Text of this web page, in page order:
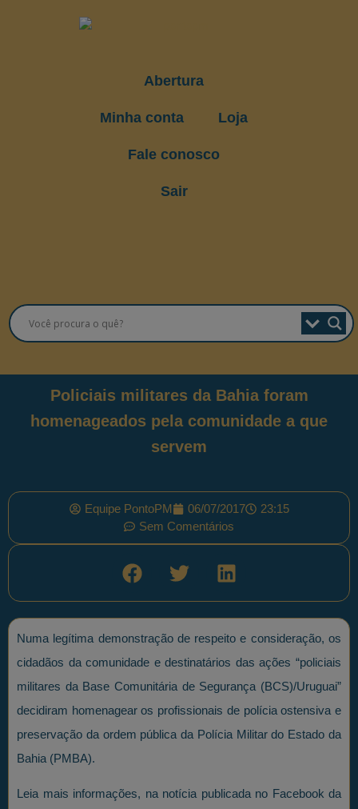
Abertura
Minha conta Loja
Fale conosco
Sair
Policiais militares da Bahia foram
homenageados pela comunidade a que
servem
Equipe PontoPM 06/07/2017
23:15
Sem Comentários
Numa legítima demonstração de respeito e consideração, os
cidadãos da comunidade e destinatários das ações “policiais
militares da Base Comunitária de Segurança (BCS)/Uruguai”
decidiram homenagear os profissionais de polícia ostensiva e
preservação da ordem pública da Polícia Militar do Estado da
Bahia (PMBA).
Leia mais informações, na notícia publicada no Facebook da